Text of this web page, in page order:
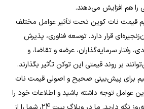
را هم افزایش می‌دهند.
قیمت نات کوین تحت تأثیر عوامل مختلف
قرار دارد. توسعه فناوری، پذیرش
رفتار سرمایه‌گذاران، عرضه و تقاضا، و
بر روند قیمتی این توکن تأثیر بگذارند.
برای پیش‌بینی صحیح و اصولی قیمت نات
عوامل توجه داشته باشید و اطلاعات خود را